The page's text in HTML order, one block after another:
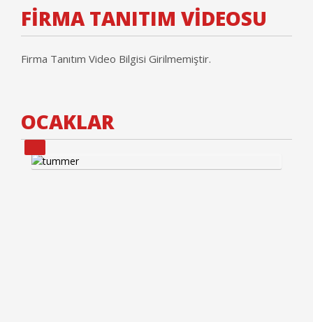
FİRMA TANITIM VİDEOSU
Firma Tanıtım Video Bilgisi Girilmemiştir.
OCAKLAR